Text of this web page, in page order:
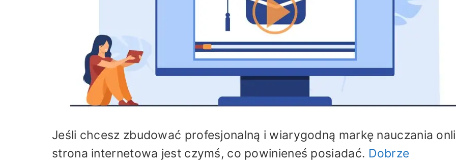
Jeśli chcesz zbudować profesjonalną i wiarygodną markę nauczania
strona internetowa jest czymś, co powinieneś posiadać. Dobrze